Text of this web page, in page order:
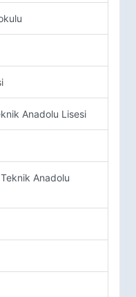
Anadolu Lisesi
Anadolu